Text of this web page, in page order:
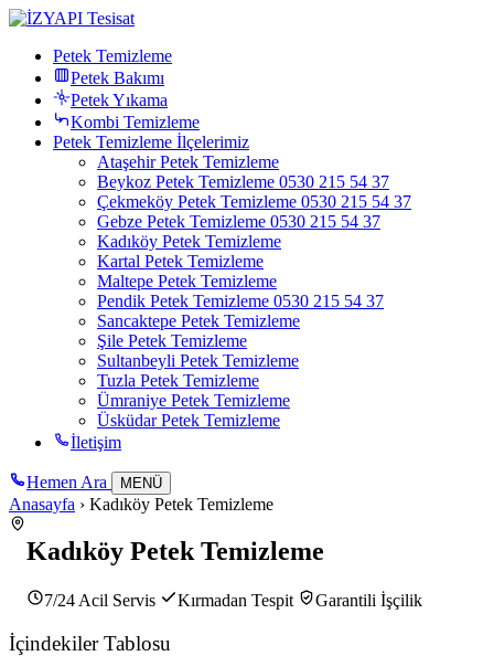
Petek Temizleme
Petek Bakımı
Petek Yıkama
Kombi Temizleme
Petek Temizleme İlçelerimiz
Ataşehir Petek Temizleme
Beykoz Petek Temizleme 0530 215 54 37
Çekmeköy Petek Temizleme 0530 215 54 37
Gebze Petek Temizleme 0530 215 54 37
Kadıköy Petek Temizleme
Kartal Petek Temizleme
Maltepe Petek Temizleme
Pendik Petek Temizleme 0530 215 54 37
Sancaktepe Petek Temizleme
Şile Petek Temizleme
Sultanbeyli Petek Temizleme
Tuzla Petek Temizleme
Ümraniye Petek Temizleme
Üsküdar Petek Temizleme
İletişim
Hemen Ara MENÜ
Anasayfa › Kadıköy Petek Temizleme
Kadıköy Petek Temizleme
7/24 Acil Servis Kırmadan Tespit Garantili İşçilik
İçindekiler Tablosu